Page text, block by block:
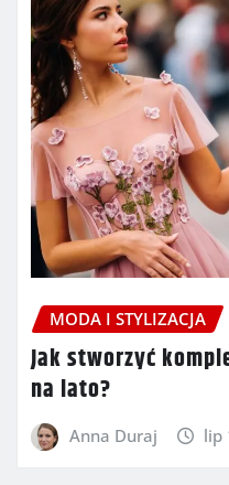
MODA I STYLIZACJA
Jak stworzyć
na lato?
Anna Duraj lip